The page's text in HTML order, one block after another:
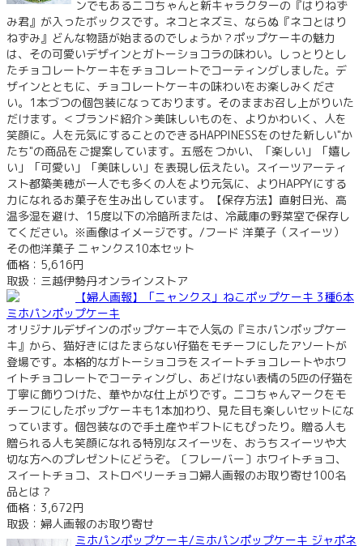
ンでもあるニコちゃんと新キャラクターの『はりねず
み君』が入ったボックスです。ネコとネズミ、ならぬ『ネコとはり
ねずみ』どんな物語が始まるのでしょうか？ポップケーキの魅力
は、その可愛いデザインとガトーショコラの味わい。しっとりとし
たチョコレートケーキをチョコレートでコーティングしました。デ
ザインとともに、チョコレートケーキの味わいをお楽しみくださ
い。1本づつの個包装になっております。そのままお召し上がりいた
だけます。＜ブランド紹介＞美味しいものを、よりかわいく、人を
笑顔に。人を元気にすることのできるHAPPINESSをのせた新しい"か
たち"の商品をご提案しています。五感をつかい、「楽しい」「嬉し
い」「可愛い」「美味しい」を表現し伝えたい。スイーツアーティ
スト都築美穂が一人でも多くの人をより元気に、よりHAPPYにする
力になれるお菓子を生み出しています。【保存方法】直射日光、高
温多湿を避け、15度以下の冷暗所または、冷蔵庫の野菜室で保存し
てください。※画像はイメージです。/フード 洋菓子（スイーツ）
その他洋菓子 ニャンクス10本セット
価格：5,616円
取扱：三越伊勢丹オンラインストア
【婦人画報】「ニャンクス」ねこポップケーキ 3種6本
ミホパンポップケーキ
オリジナルデザインのポップケーキで人気の『ミホパンポップケー
キ』から、猫好きにはたまらない仔猫をモチーフにしたアソートが
登場です。本格的なガトーショコラをスイートチョコレートやホワ
イトチョコレートでコーティングし、あどけない表情の5匹の仔猫を
丁寧に飾りつけた、華やかな仕上がりです。ニコちゃんマークをモ
チーフにしたポップケーキも1本加わり、見た目も楽しいセットにな
っています。個包装なので手土産やギフトにもぴったり。贈る人も
贈られる人も笑顔になれる特別なスイーツを、おうちスイーツや大
切な方へのプレゼントにどうぞ。〔フレーバー〕ホワイトチョコ、
スイートチョコ、ストロベリーチョコ婦人画報のお取り寄せ100名
品とは？
価格：3,672円
取扱：婦人画報のお取り寄せ
ミホパンポップケーキ/ミホパンポップケーキ ジャポネ